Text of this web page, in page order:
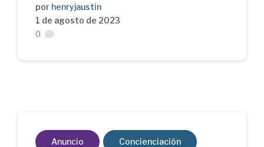
por henryjaustin
1 de agosto de 2023
0
Anuncio Concienciación